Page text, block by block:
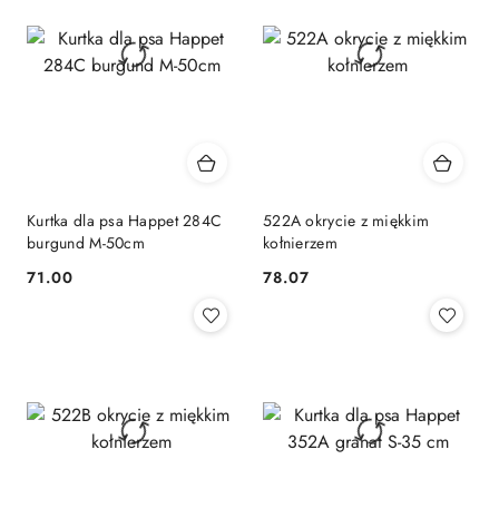
Kurtka dla psa Happet 284C
burgund M-50cm
Cena:
71.00
522A okrycie z miękkim
kołnierzem
Cena:
78.07